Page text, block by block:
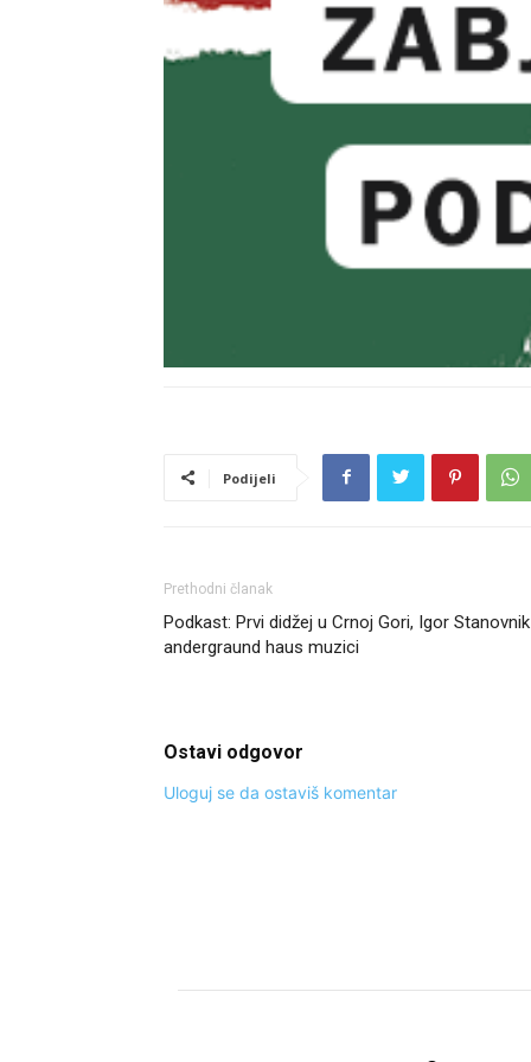
Podijeli
Prethodni članak
Podkast: Prvi didžej u Crnoj Gori, Igor
andergraund haus muzici
Ostavi odgovor
Uloguj se da ostaviš komentar